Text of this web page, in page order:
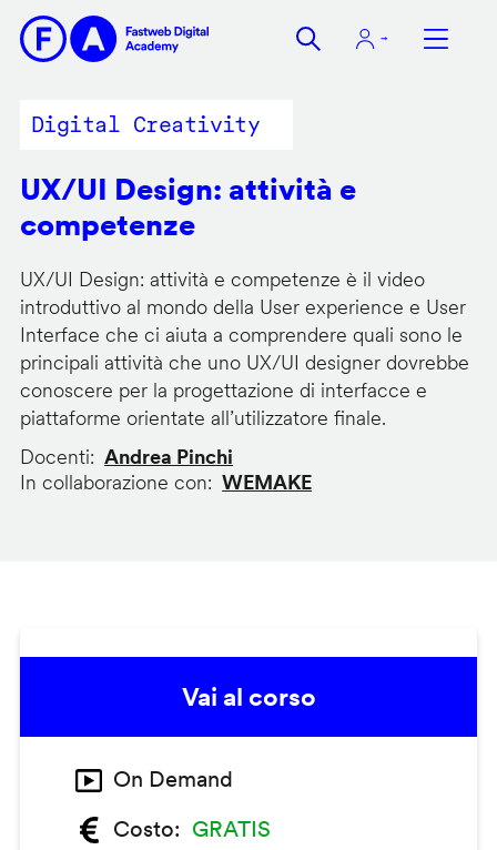
contenuto
Digital Creativity
UX/UI Design: attività e
competenze
UX/UI Design: attività e competenze è il video
introduttivo al mondo della User experience e User
Interface che ci aiuta a comprendere quali sono le
principali attività che uno UX/UI designer dovrebbe
conoscere per la progettazione di interfacce e
piattaforme orientate all’utilizzatore finale.
Docenti
Andrea Pinchi
In collaborazione con
WEMAKE
Vai al corso
On Demand
Costo
GRATIS